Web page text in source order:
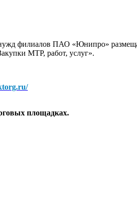
нужд филиалов ПАО «Юнипро»
МТР, работ, услуг».
площадках.